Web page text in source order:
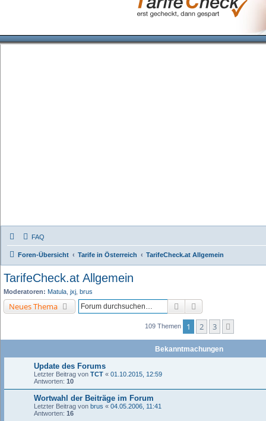
FAQ
Foren-Übersicht Tarife in Österreich TarifeCheck.at Allgemein
TarifeCheck.at Allgemein
Moderatoren: Matula jxj brus
Neues Thema Suche
109 Themen 1 2 3
Bekanntmachungen
Update des Forums
Letzter Beitrag von TCT « 01.10.2015, 12:59
Antworten: 10
Wortwahl der Beiträge im Forum
Letzter Beitrag von brus « 04.05.2006, 11:41
Antworten: 16